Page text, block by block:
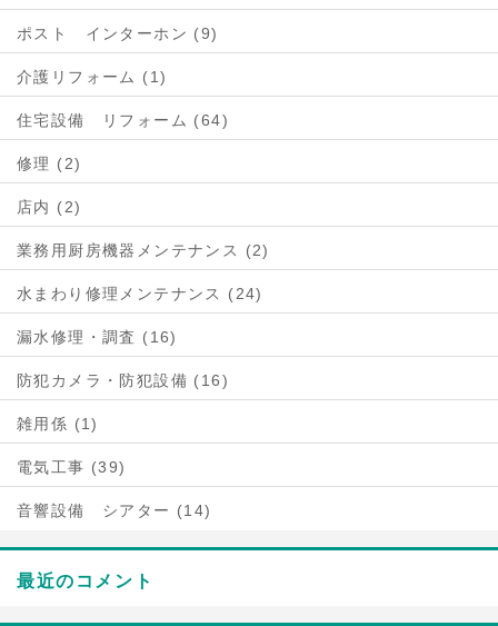
ポスト インターホン (9)
介護リフォーム (1)
住宅設備 リフォーム (64)
修理 (2)
店内 (2)
業務用厨房機器メンテナンス (2)
水まわり修理メンテナンス (24)
漏水修理・調査 (16)
防犯カメラ・防犯設備 (16)
雑用係 (1)
電気工事 (39)
音響設備 シアター (14)
最近のコメント